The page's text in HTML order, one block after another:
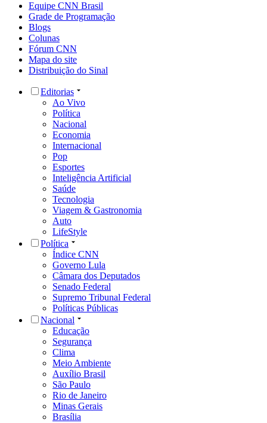
Equipe CNN Brasil
Grade de Programação
Blogs
Colunas
Fórum CNN
Mapa do site
Distribuição do Sinal
Editorias
Ao Vivo
Política
Nacional
Economia
Internacional
Pop
Esportes
Inteligência Artificial
Saúde
Tecnologia
Viagem & Gastronomia
Auto
LifeStyle
Política
Índice CNN
Governo Lula
Câmara dos Deputados
Senado Federal
Supremo Tribunal Federal
Políticas Públicas
Nacional
Educação
Segurança
Clima
Meio Ambiente
Auxílio Brasil
São Paulo
Rio de Janeiro
Minas Gerais
Brasília